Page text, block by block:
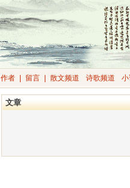
作者 留言 散文频道 诗歌频道
文章